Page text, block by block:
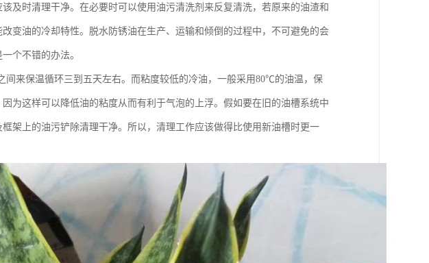
及时清理干净。在必要时可以使用油污清洗剂来反复清洗，若原来的油渣和
变油的冷却特性。脱水防锈油在生产、运输和倾倒的过程中，不可避免的会
个不错的办法。
来保温循环三到五天左右。而粘度较低的冷油，一般采用80℃的油温，保
为这样可以降低油的粘度从而有利于气泡的上浮。假如要在旧的油槽系统中
架上的油污铲除清理干净。所以，清理工作应该做得比使用新油槽时更一